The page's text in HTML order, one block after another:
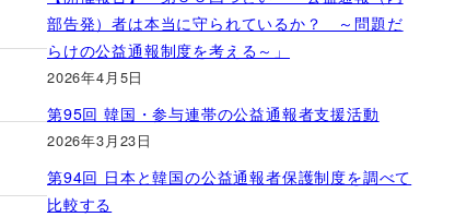
部告発）者は本当に守られているか？ ～問題だ
らけの公益通報制度を考える～」
2026年4月5日
第95回 韓国・参与連帯の公益通報者支援活動
2026年3月23日
第94回 日本と韓国の公益通報者保護制度を調べて
比較する